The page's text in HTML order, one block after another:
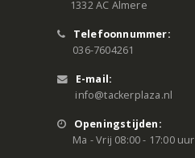
1332 AC Almere
Telefoonnummer:
036-7604261
E-mail:
info@tackerplaza.nl
Openingstijden:
Ma - Vrij 08:00 - 17:00 uur